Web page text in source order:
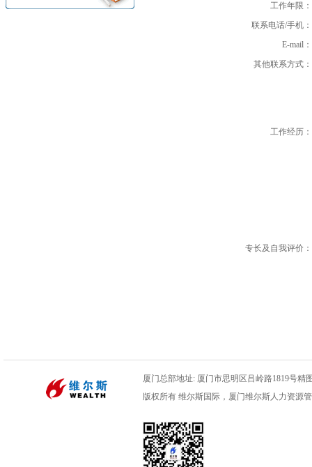
工作年限：
联系电话/手机：
E-mail：
其他联系方式：
工作经历：
专长及自我评价：
厦门总部地址: 厦门市思明区吕岭路1819号精
版权所有 维尔斯国际，厦门维尔斯人力资源